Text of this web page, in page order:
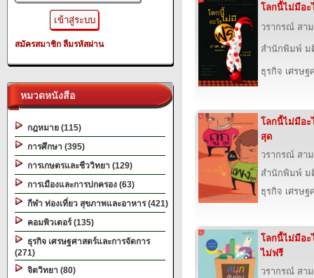
สมัครสมาชิก ลืมรหัสผ่าน
หมวดหนังสือ
กฎหมาย (115)
การศึกษา (395)
การเกษตรและชีววิทยา (129)
การเมืองและการปกครอง (63)
กีฬา ท่องเที่ยว สุขภาพและอาหาร (421)
คอมพิวเตอร์ (135)
ธุรกิจ เศรษฐศาสตร์และการจัดการ
(271)
จิตวิทยา (80)
โลกนี้ไม่มีอะ
วรากรณ์ สา
สำนักพิมพ์ ม
ธุรกิจ เศรษฐ
โลกนี้ไม่มีอะ
สุด
วรากรณ์ สา
สำนักพิมพ์ ม
ธุรกิจ เศรษฐ
โลกนี้ไม่มีอะ
ไม่ฟรี
วรากรณ์ สา